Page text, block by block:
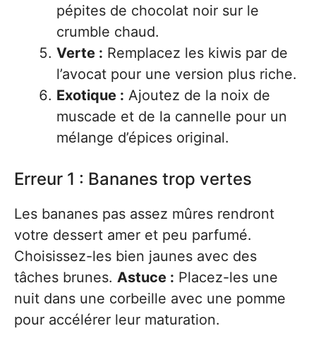
pépites de chocolat noir sur le
crumble chaud.
Verte : Remplacez les kiwis par de
l’avocat pour une version plus riche.
Exotique : Ajoutez de la noix de
muscade et de la cannelle pour un
mélange d’épices original.
Erreur 1 : Bananes trop vertes
Les bananes pas assez mûres rendront
votre dessert amer et peu parfumé.
Choisissez-les bien jaunes avec des
tâches brunes. Astuce : Placez-les une
nuit dans une corbeille avec une pomme
pour accélérer leur maturation.